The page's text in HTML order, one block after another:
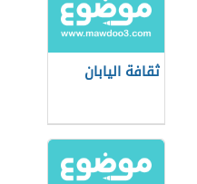
ثقافة اليابان